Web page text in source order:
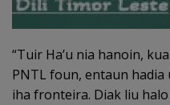
“Tuir Ha’u nia hanoin,
PNTL foun, entaun
iha fronteira. Diak liu